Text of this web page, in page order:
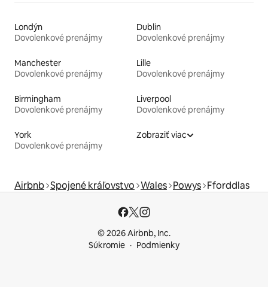
Londýn
Dovolenkové prenájmy
Dublin
Dovolenkové prenájmy
Manchester
Dovolenkové prenájmy
Lille
Dovolenkové prenájmy
Birmingham
Dovolenkové prenájmy
Liverpool
Dovolenkové prenájmy
York
Dovolenkové prenájmy
Zobraziť viac
Airbnb Spojené kráľovstvo Wales Powys Fforddlas
© 2026 Airbnb, Inc.
Súkromie
Podmienky